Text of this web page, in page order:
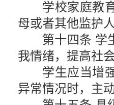
学校家庭教
母或者其他监护
第十四条 学
我情绪，提高社
学生应当增
异常情况时，主